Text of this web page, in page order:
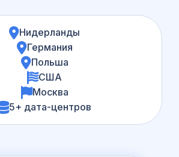
Нидерланды
Германия
Польша
США
Москва
5+ дата-центров